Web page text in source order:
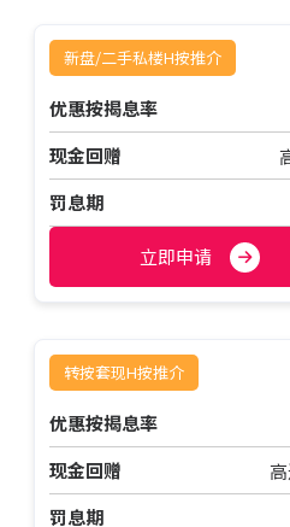
新盘/二手私楼H按推介
优惠按揭息率
现金回赠
罚息期
立即申请
转按套现H按推介
优惠按揭息率
现金回赠
罚息期